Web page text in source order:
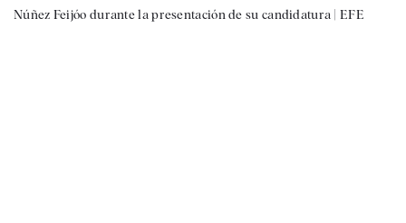
Núñez Feijóo durante la presentación de su candidatura |EFE